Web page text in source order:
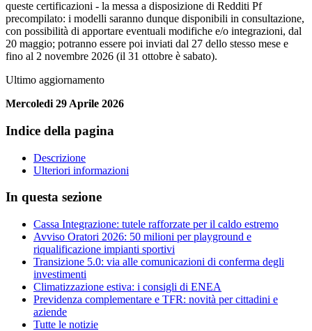
queste certificazioni - la messa a disposizione di Redditi Pf
precompilato: i modelli saranno dunque disponibili in consultazione,
con possibilità di apportare eventuali modifiche e/o integrazioni, dal
20 maggio; potranno essere poi inviati dal 27 dello stesso mese e
fino al 2 novembre 2026 (il 31 ottobre è sabato).
Ultimo aggiornamento
Mercoledi 29 Aprile 2026
Indice della pagina
Descrizione
Ulteriori informazioni
In questa sezione
Cassa Integrazione: tutele rafforzate per il caldo estremo
Avviso Oratori 2026: 50 milioni per playground e
riqualificazione impianti sportivi
Transizione 5.0: via alle comunicazioni di conferma degli
investimenti
Climatizzazione estiva: i consigli di ENEA
Previdenza complementare e TFR: novità per cittadini e
aziende
Tutte le notizie